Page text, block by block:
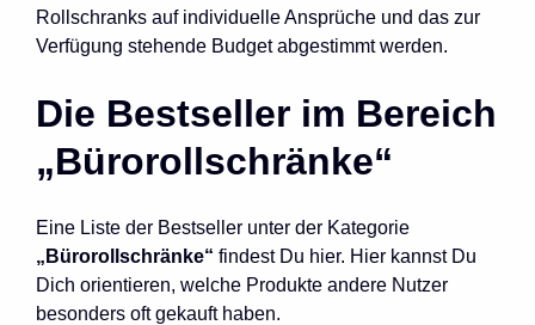
Rollschranks auf individuelle Ansprüche und das zur
Verfügung stehende Budget abgestimmt werden.
Die Bestseller im Bereich
„Bürorollschränke“
Eine Liste der Bestseller unter der Kategorie
„Bürorollschränke“ findest Du hier. Hier kannst Du
Dich orientieren, welche Produkte andere Nutzer
besonders oft gekauft haben.